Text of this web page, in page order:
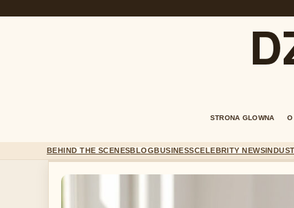
STRONA GLOWNA O
BEHIND THE SCENESBLOGBUSINESSCELEBRITY NEWS